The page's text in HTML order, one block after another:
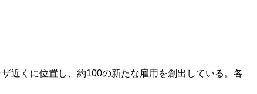
近くに位置し、約100の新たな雇用を創出している。各